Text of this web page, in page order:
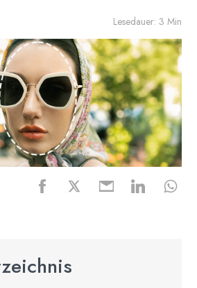
Lesedauer: 3 Min